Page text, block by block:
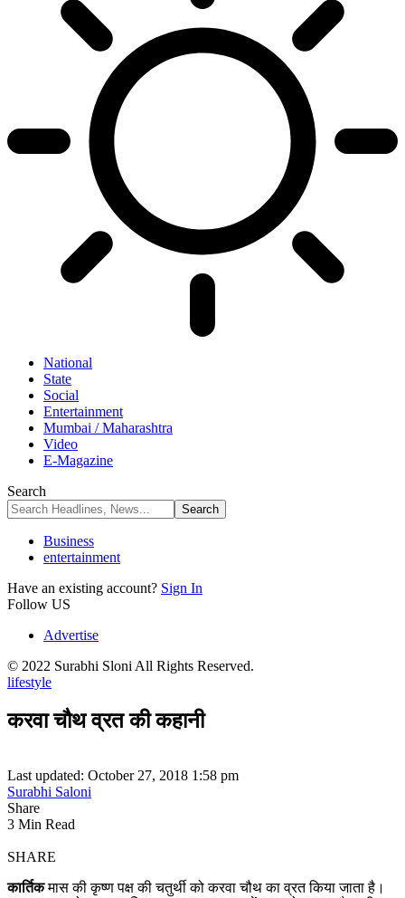
National
State
Social
Entertainment
Mumbai / Maharashtra
Video
E-Magazine
Search
Business
entertainment
Have an existing account? Sign In
Follow US
Advertise
© 2022 Surabhi Sloni All Rights Reserved.
lifestyle
करवा चौथ व्रत की कहानी
Last updated: October 27, 2018 1:58 pm
Surabhi Saloni
Share
3 Min Read
SHARE
कार्तिकमास की कृष्ण पक्ष की चतुर्थी को करवा चौथ का व्रत किया जाता है।